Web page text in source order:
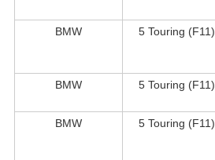
BMW
5 Touring (F11)
BMW
5 Touring (F11)
BMW
5 Touring (F11)